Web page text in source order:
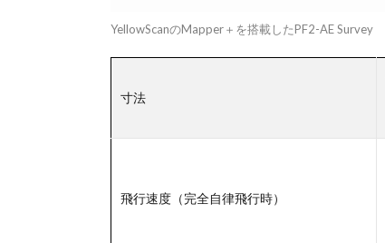
YellowScanのMapper＋を搭載したPF2-AE Survey
寸法
飛行速度（完全自律飛行時）